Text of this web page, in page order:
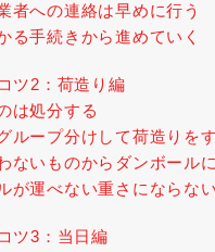
者への連絡は早めに行う
る手続きから進めていく
ツ2：荷造り編
は処分する
ループ分けして荷造りを
ないものからダンボール
が運べない重さにならな
ツ3：当日編